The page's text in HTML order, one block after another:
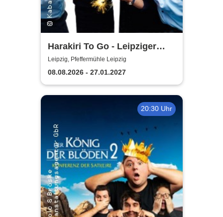
Harakiri To Go - Leipziger
Pfeffermühle
Leipzig, Pfeffermühle Leipzig
08.08.2026 - 27.01.2027
20:30 Uhr